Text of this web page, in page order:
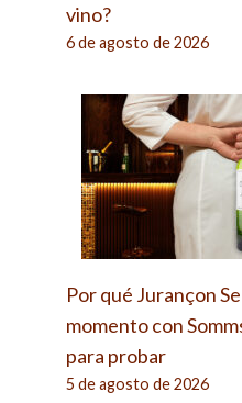
vino?
6 de agosto de 2026
Por qué Jurançon
momento con
para probar
5 de agosto de 2026